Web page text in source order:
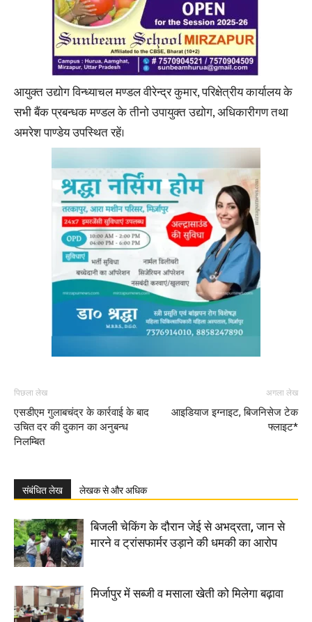
आयुक्त उद्योग विन्ध्याचल मण्डल वीरेन्द्र कुमार, परिक्षेत्रीय कार्यालय के
सभी बैंक प्रबन्धक मण्डल के तीनो उपायुक्त उद्योग, अधिकारीगण तथा
अमरेश पाण्डेय उपस्थित रहें।
पिछला लेख
एसडीएम गुलाबचंद्र के कार्रवाई के बाद
उचित दर की दुकान का अनुबन्ध
निलम्बित
अगला लेख
आइडियाज इग्नाइट, बिजनिसेज टेक
फ्लाइट*
संबंधित लेख लेखक से और अधिक
बिजली चेकिंग के दौरान जेई से अभद्रता, जान से
मारने व ट्रांसफार्मर उड़ाने की धमकी का आरोप
मिर्जापुर में सब्जी व मसाला खेती को मिलेगा बढ़ावा